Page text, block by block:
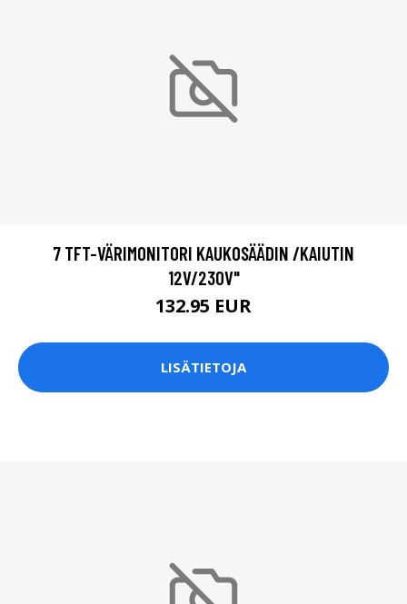
7 TFT-VÄRIMONITORI KAUKOSÄÄDIN /KAIUTIN
12V/230V"
132.95 EUR
LISÄTIETOJA